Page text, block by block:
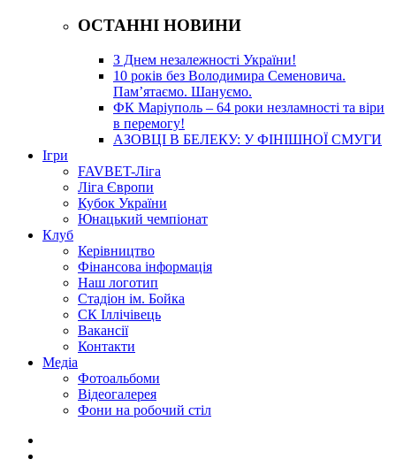
ОСТАННІ НОВИНИ
З Днем незалежності України!
10 років без Володимира Семеновича.
Пам’ятаємо. Шануємо.
ФК Маріуполь – 64 роки незламності та віри
в перемогу!
АЗОВЦІ В БЕЛЕКУ: У ФІНІШНОЇ СМУГИ
Ігри
FAVBET-Ліга
Ліга Європи
Кубок України
Юнацький чемпіонат
Клуб
Керівництво
Фінансова інформація
Наш логотип
Стадіон ім. Бойка
СК Іллічівець
Вакансії
Контакти
Медіа
Фотоальбоми
Відеогалерея
Фони на робочий стіл